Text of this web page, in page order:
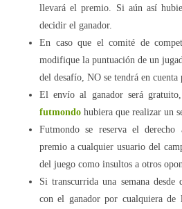
llevará el premio. Si aún así
decidir el ganador.
En caso que el comité de
modifique la puntuación de un
del desafío, NO se tendrá en cuenta
El envío al ganador será
futmondo hubiera que realizar un
Futmondo se reserva el
premio a cualquier usuario del
del juego como insultos a otros
Si transcurrida una semana desde
con el ganador por cualquiera de